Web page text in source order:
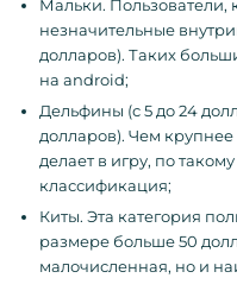
Мальки. Пользователи,
незначительные
долларов). Таких
на android;
Дельфины (с 5 до 24
долларов). Чем
делает в игру, по
классификация;
Киты. Эта категория
размере больше 50
малочисленная, но и